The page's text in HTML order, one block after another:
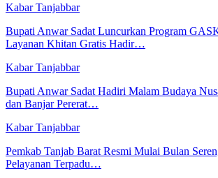
Kabar Tanjabbar
Bupati Anwar Sadat Luncurkan Program
Layanan Khitan Gratis Hadir…
Kabar Tanjabbar
Bupati Anwar Sadat Hadiri Malam Budaya
dan Banjar Pererat…
Kabar Tanjabbar
Pemkab Tanjab Barat Resmi Mulai Bulan
Pelayanan Terpadu…